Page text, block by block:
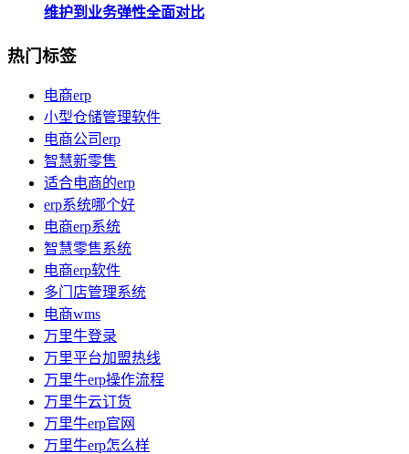
维护到业务弹性全面对比
热门标签
电商erp
小型仓储管理软件
电商公司erp
智慧新零售
适合电商的erp
erp系统哪个好
电商erp系统
智慧零售系统
电商erp软件
多门店管理系统
电商wms
万里牛登录
万里平台加盟热线
万里牛erp操作流程
万里牛云订货
万里牛erp官网
万里牛erp怎么样